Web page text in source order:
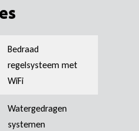
Bedraad
regelsysteem met
WiFi
Watergedragen
systemen